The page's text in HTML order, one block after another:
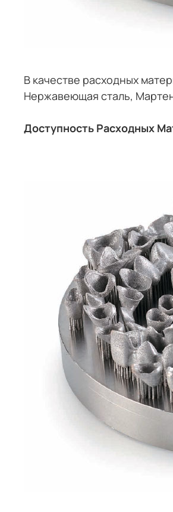
В качестве расходных
Нержавеющая сталь,
Доступность Расходных